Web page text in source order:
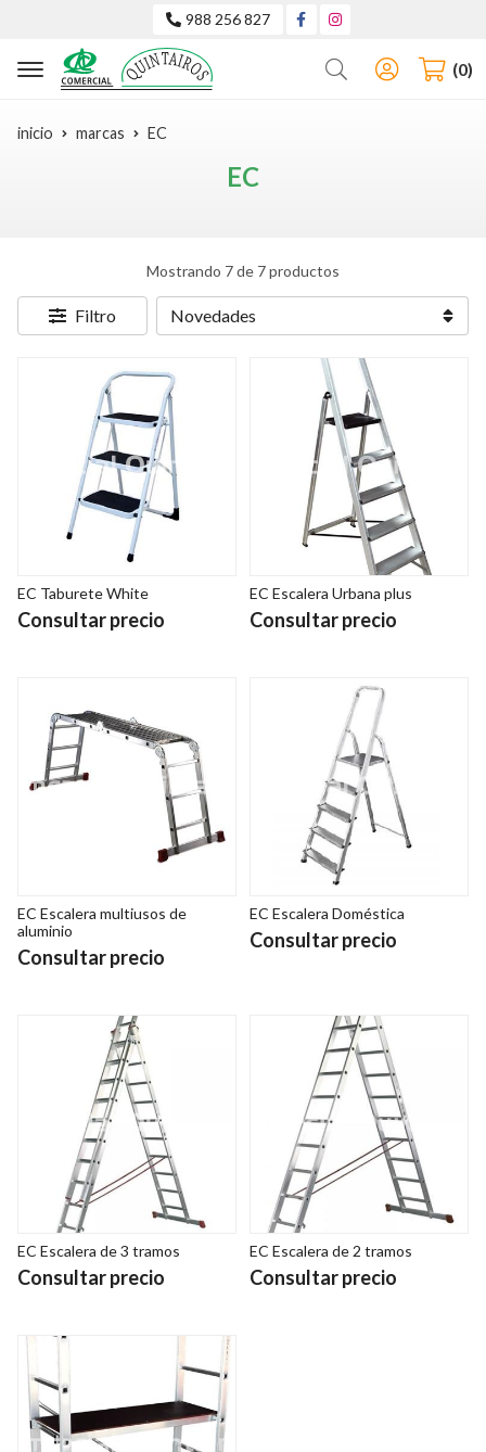
988 256 827
Buscar 0
inicio marcas EC
EC
Mostrando 7 de 7 productos
Filtro
EC Taburete White
Consultar precio
EC Escalera Urbana plus
Consultar precio
EC Escalera multiusos de
aluminio
Consultar precio
EC Escalera Doméstica
Consultar precio
EC Escalera de 3 tramos
Consultar precio
EC Escalera de 2 tramos
Consultar precio